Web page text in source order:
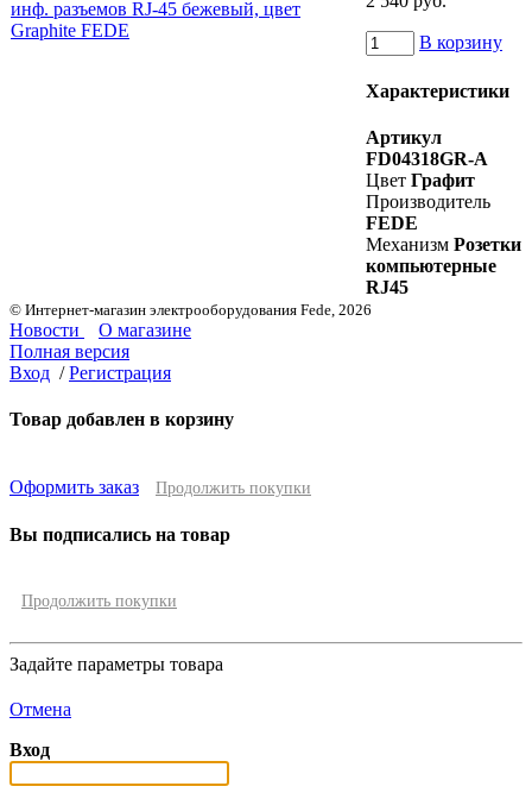
В корзину
Характеристики
Артикул
FD04318GR-A
Цвет Графит
Производитель
FEDE
Механизм Розетки
компьютерные
RJ45
© Интернет-магазин электрооборудования Fede, 2026
Новости
О магазине
Полная версия
Вход / Регистрация
Товар добавлен в корзину
Оформить заказ Продолжить покупки
Вы подписались на товар
Продолжить покупки
Задайте параметры товара
Отмена
Вход